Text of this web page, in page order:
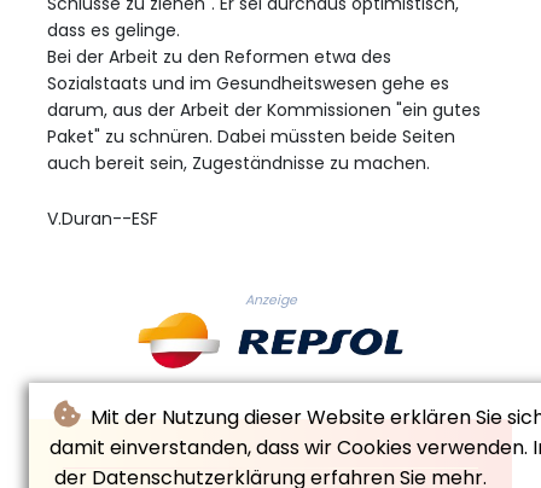
Mit der Nutzung dieser Website erklären Sie
damit einverstanden, dass wir Cookies verwenden.
der Datenschutzerklärung erfahren Sie mehr.
dass es gelinge.
Bei der Arbeit zu den Reformen etwa des
Sozialstaats und im Gesundheitswesen gehe es
darum, aus der Arbeit der Kommissionen "ein gutes
Paket" zu schnüren. Dabei müssten beide Seiten
auch bereit sein, Zugeständnisse zu machen.
V.Duran--ESF
Anzeige